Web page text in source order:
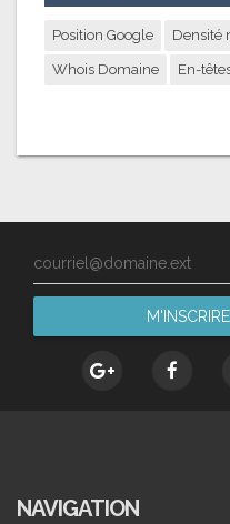
Position Google Densité
Whois Domaine En-
courriel@domaine.ext
NAVIGATION